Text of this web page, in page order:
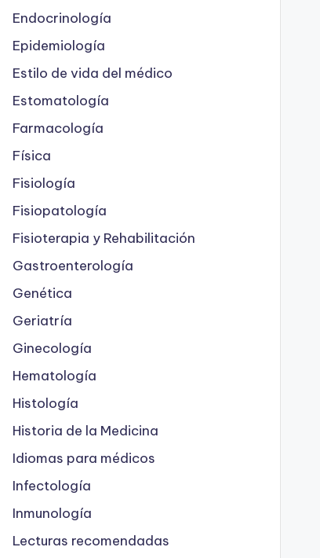
Endocrinología
Epidemiología
Estilo de vida del médico
Estomatología
Farmacología
Física
Fisiología
Fisiopatología
Fisioterapia y Rehabilitación
Gastroenterología
Genética
Geriatría
Ginecología
Hematología
Histología
Historia de la Medicina
Idiomas para médicos
Infectología
Inmunología
Lecturas recomendadas